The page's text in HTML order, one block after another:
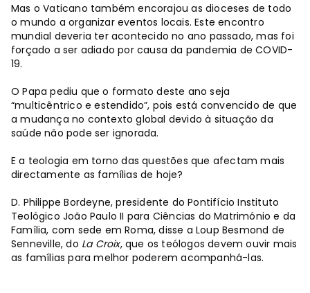
Mas o Vaticano também encorajou as dioceses de todo
o mundo a organizar eventos locais. Este encontro
mundial deveria ter acontecido no ano passado, mas foi
forçado a ser adiado por causa da pandemia de COVID-
19.
O Papa pediu que o formato deste ano seja
“multicêntrico e estendido”, pois está convencido de que
a mudança no contexto global devido à situação da
saúde não pode ser ignorada.
E a teologia em torno das questões que afectam mais
directamente as famílias de hoje?
D. Philippe Bordeyne, presidente do Pontifício Instituto
Teológico João Paulo II para Ciências do Matrimónio e da
Família, com sede em Roma, disse a Loup Besmond de
Senneville, do La Croix, que os teólogos devem ouvir mais
as famílias para melhor poderem acompanhá-las.